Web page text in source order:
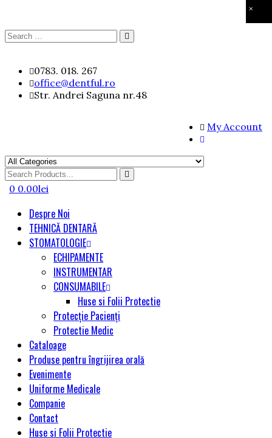
×
Search
content
0783. 018. 267
office@dentful.ro
Str. Andrei Saguna nr.48
My Account
Search
for
0 0.00lei
Despre Noi
TEHNICĂ DENTARĂ
STOMATOLOGIE
ECHIPAMENTE
INSTRUMENTAR
CONSUMABILE
Huse si Folii Protectie
Protecție Pacienți
Protectie Medic
Cataloage
Produse pentru îngrijirea orală
Evenimente
Uniforme Medicale
Companie
Contact
Huse si Folii Protectie